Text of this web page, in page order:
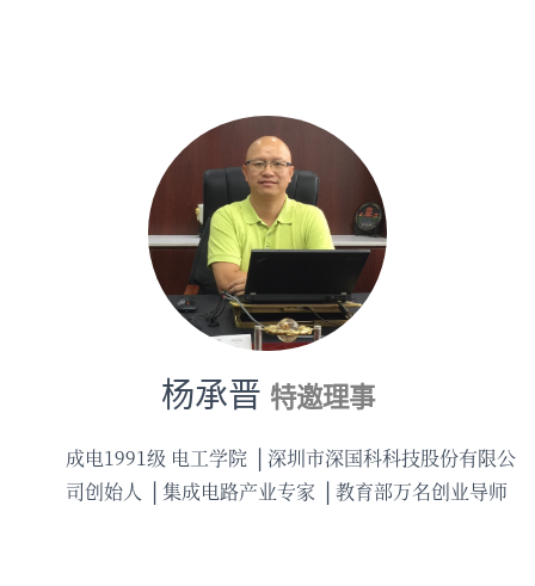
杨承晋 特邀理事
成电1991级 电工学院
深圳市深国科科技股份有限公
司创始人
集成电路产业专家 教育部万名创业导师